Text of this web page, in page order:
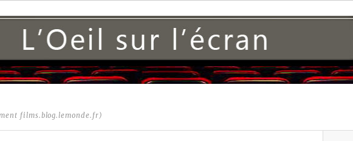
films.blog.lemonde.fr)